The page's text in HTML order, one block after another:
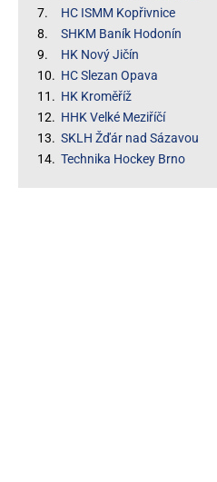
7.
HC ISMM Kopřivnice
8.
SHKM Baník Hodonín
9.
HK Nový Jičín
10. HC Slezan Opava
11. HK Kroměříž
12. HHK Velké Meziříčí
13. SKLH Žďár nad Sázavou
14. Technika Hockey Brno